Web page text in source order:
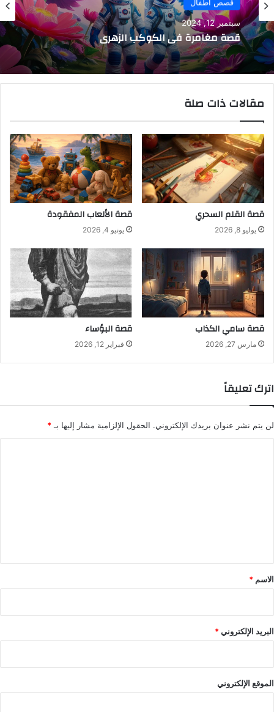
قصص أطفال
سبتمبر 12, 2024
قصة مغامرة في الكوكب الزهري
مقالات ذات صلة
قصة القلم السحري
يوليو 8, 2026
قصة الألعاب المفقودة
يونيو 4, 2026
قصة سامي الكذاب
مارس 27, 2026
قصة البؤساء
فبراير 12, 2026
اترك تعليقاً
لن يتم نشر عنوان بريدك الإلكتروني. الحقول الإلزامية مشار إليها بـ *
*
الاسم *
البريد الإلكتروني*
الموقع الإلكتروني